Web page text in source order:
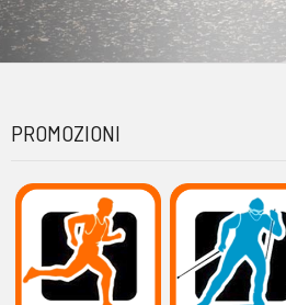
PROMOZIONI